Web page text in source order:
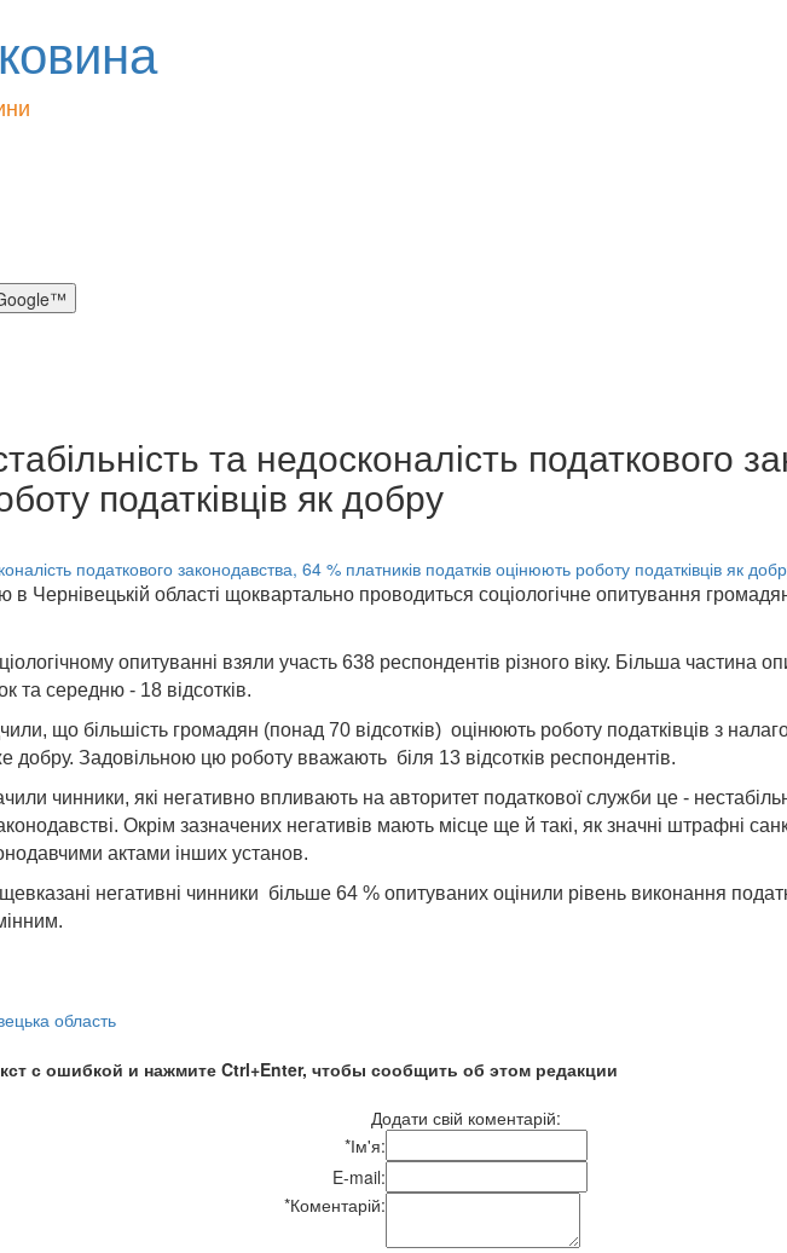
та недосконалість податкового
податківців як добру
Чернівецькій області щоквартально проводиться соціологічне опитування
опитуванні взяли участь 638 респондентів різного віку. Більша частина
та середню - 18 відсотків.
що більшість громадян (понад 70 відсотків) оцінюють роботу податківців з
добру. Задовільною цю роботу вважають біля 13 відсотків респондентів.
чинники, які негативно впливають на авторитет податкової служби це -
Окрім зазначених негативів мають місце ще й такі, як значні штрафні
актами інших установ.
негативні чинники більше 64 % опитуваних оцінили рівень виконання
область
с ошибкой и нажмите Ctrl+Enter, чтобы сообщить об этом редакции
Додати свій коментарій:
*Ім'я:
E-mail:
*Коментарій: